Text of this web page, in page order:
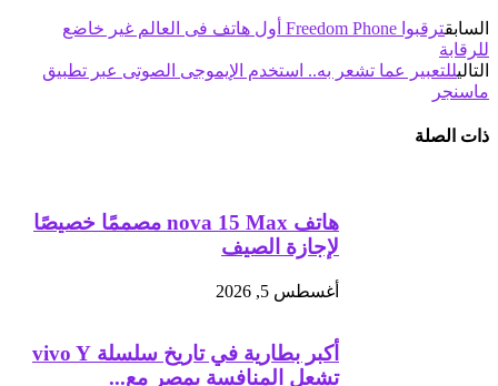
السابق
ترقبوا Freedom Phone أول هاتف فى العالم غير خاضع
للرقابة
التاليللتعبير عما تشعر به.. استخدم الإيموجى الصوتى عبر تطبيق
ماسنجر
ذات الصلة
هاتف nova 15 Max مصممًا خصيصًا
لإجازة الصيف
أغسطس 5, 2026
أكبر بطارية في تاريخ سلسلة vivo Y
تشعل المنافسة بمصر مع...